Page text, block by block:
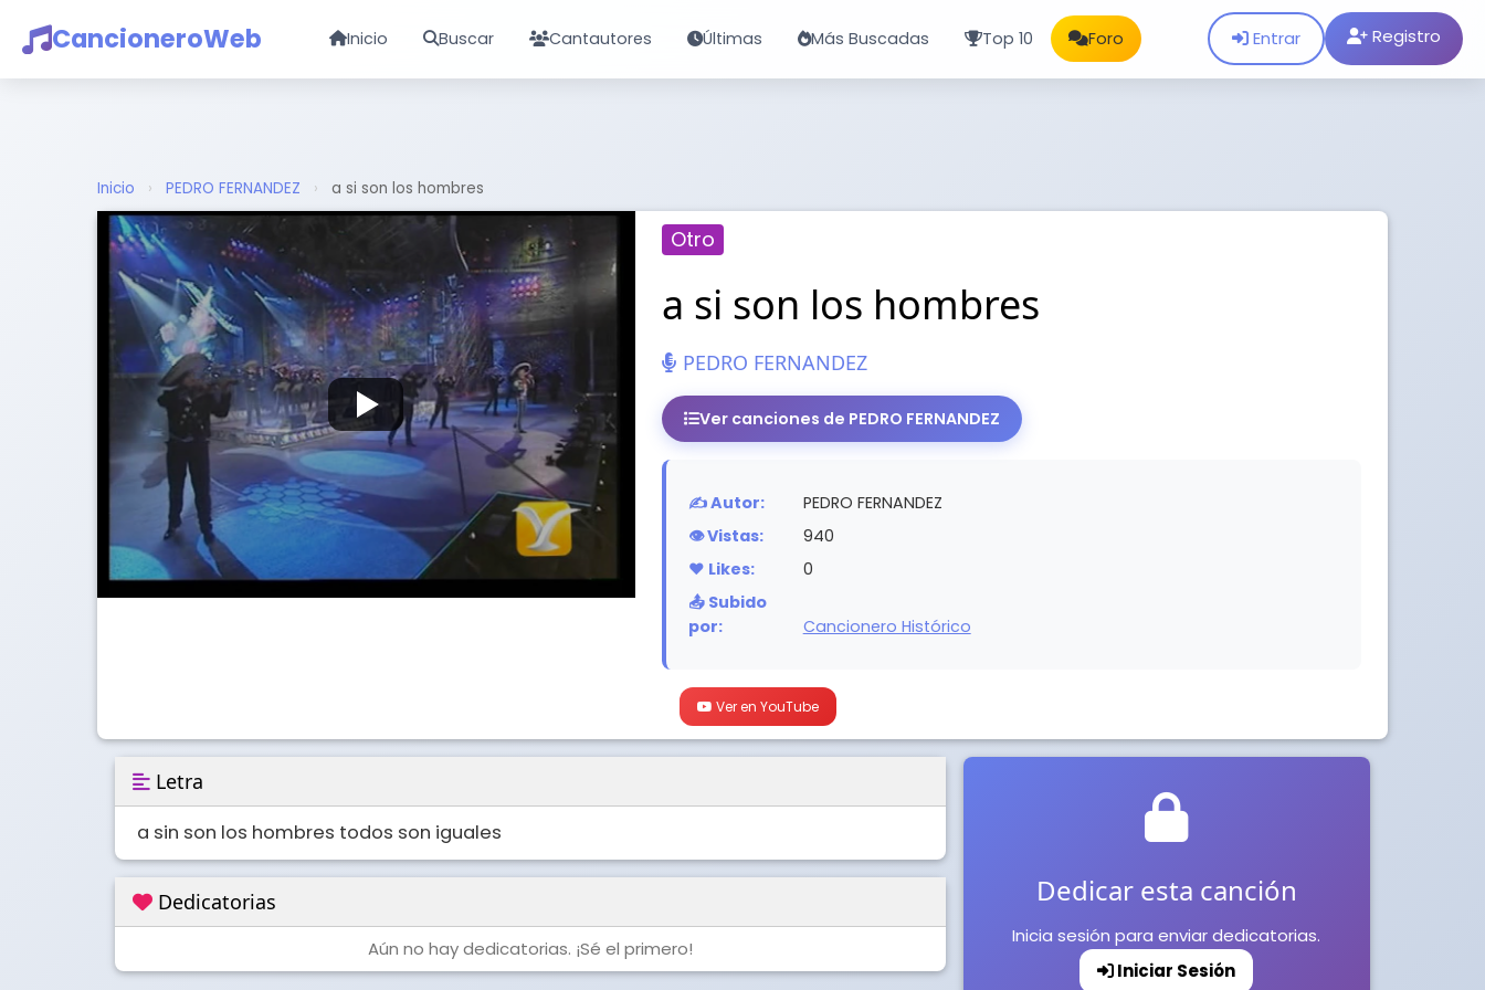
CancioneroWeb Inicio Buscar Cantautores Últimas Más Buscadas Top 10 Foro Entrar Registro
Inicio › PEDRO FERNANDEZ › a si son los hombres
Otro
a si son los hombres
PEDRO FERNANDEZ
Ver canciones de PEDRO FERNANDEZ
✍️ Autor:
PEDRO FERNANDEZ
👁️ Vistas:
940
❤️ Likes:
0
📤 Subido
por:
Cancionero Histórico
Ver en YouTube
Letra
a sin son los hombres todos son iguales
Dedicatorias
Aún no hay dedicatorias. ¡Sé el primero!
Dedicar esta canción
Inicia sesión para enviar dedicatorias.
Iniciar Sesión